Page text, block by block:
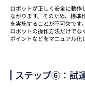
ロボットが正しく安全に動作
ながります。そのため、標準
を実施することが不可欠です。
ロボットの操作方法だけで
ポイントなどをマニュアル化
ステップ⑥：試